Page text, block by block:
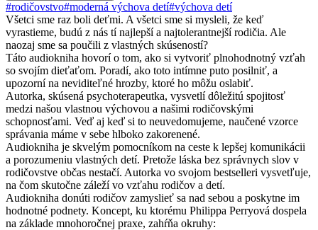
#rodičovstvo#moderná výchova detí#výchova detí
Všetci sme raz boli deťmi. A všetci sme si mysleli, že keď
vyrastieme, budú z nás tí najlepší a najtolerantnejší rodičia. Ale
naozaj sme sa poučili z vlastných skúseností?
Táto audiokniha hovorí o tom, ako si vytvoriť plnohodnotný vzťah
so svojím dieťaťom. Poradí, ako toto intímne puto posilniť, a
upozorní na neviditeľné hrozby, ktoré ho môžu oslabiť.
Autorka, skúsená psychoterapeutka, vysvetlí dôležitú spojitosť
medzi našou vlastnou výchovou a našimi rodičovskými
schopnosťami. Veď aj keď si to neuvedomujeme, naučené vzorce
správania máme v sebe hlboko zakorenené.
Audiokniha je skvelým pomocníkom na ceste k lepšej komunikácii
a porozumeniu vlastných detí. Pretože láska bez správnych slov v
rodičovstve občas nestačí. Autorka vo svojom bestselleri vysvetľuje,
na čom skutočne záleží vo vzťahu rodičov a detí.
Audiokniha donúti rodičov zamyslieť sa nad sebou a poskytne im
hodnotné podnety. Koncept, ku ktorému Philippa Perryová dospela
na základe mnohoročnej praxe, zahŕňa okruhy: